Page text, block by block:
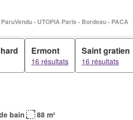
- UTOPIA Paris - Bordeau - PACA
Ermont
16 résultats
Saint gratien
16 résultats
bain
88 m²